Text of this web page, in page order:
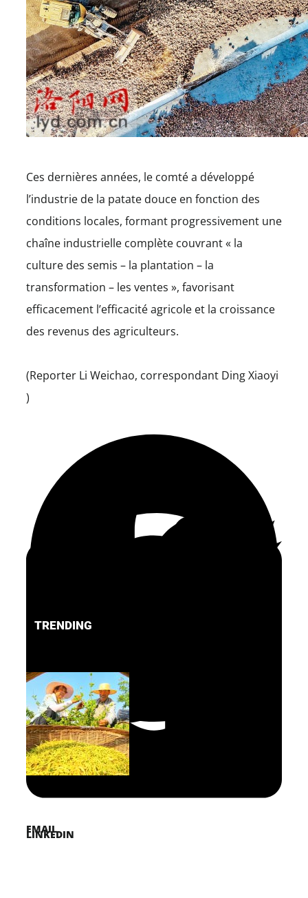
Ces dernières années, le comté a développé
l’industrie de la patate douce en fonction des
conditions locales, formant progressivement une
chaîne industrielle complète couvrant « la
culture des semis – la plantation – la
transformation – les ventes », favorisant
efficacement l’efficacité agricole et la croissance
des revenus des agriculteurs.
(Reporter Li Weichao, correspondant Ding Xiaoyi
)
FACEBOOK
PINTEREST
TWITTER
LINKEDIN
EMAIL
TRENDING